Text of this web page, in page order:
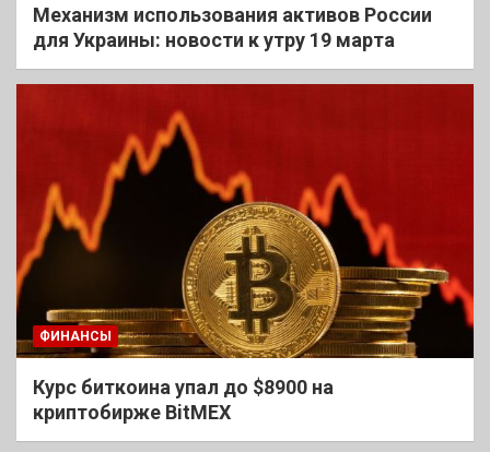
Механизм использования активов России
для Украины: новости к утру 19 марта
ФИНАНСЫ
Курс биткоина упал до $8900 на
криптобирже BitMEX